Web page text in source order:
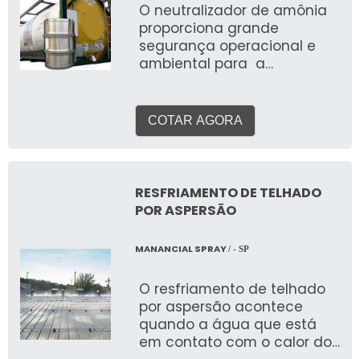
O neutralizador de amônia
proporciona grande
segurança operacional e
ambiental para a
ou perigosos. Logo, esse
sistema pode estar
Informações relevantes do
sistema O sistema ainda é
de gases. O uso acontece
nas mais diversas situações
vazamento de gases
tóxicos, como o gás cloro
utilizado no tratamento de
água. Além disso esse tipo
COTAR AGORA
RESFRIAMENTO DE TELHADO
POR ASPERSÃO
MANANCIAL SPRAY/ - SP
O resfriamento de telhado
por aspersão acontece
quando a água que está
em contato com o calor do